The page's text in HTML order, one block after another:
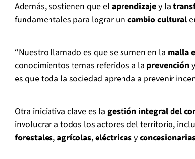
Además, sostienen que el aprendizajey la
fundamentales para lograr un cambio cultural
“Nuestro llamado es que se sumen en la malla
conocimientos temas referidos a la prevención
es que toda la sociedad aprenda a prevenir
Otra iniciativa clave es la gestión integral del
involucrar a todos los actores del territorio,
forestales,agrícolas,eléctricasy